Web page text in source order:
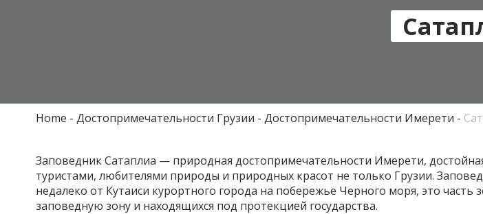
Home Достопримечательности Грузии Достопримечательности Имерети
Заповедник Сатаплиа — природная достопримечательности Имерети,
туристами, любителями природы и природных красот не только Грузии.
недалеко от Кутаиси курортного города на побережье Черного моря, это часть
заповедную зону и находящихся под протекцией государства.